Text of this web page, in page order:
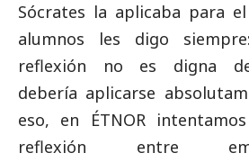
Sócrates la aplicaba para
alumnos les digo
reflexión no es digna
debería aplicarse
eso, en ÉTNOR
reflexión entre